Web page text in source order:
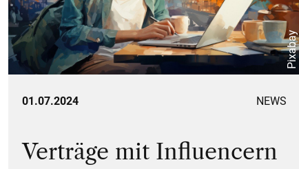
Pixabay
01.07.2024 NEWS
Verträge mit Influencern